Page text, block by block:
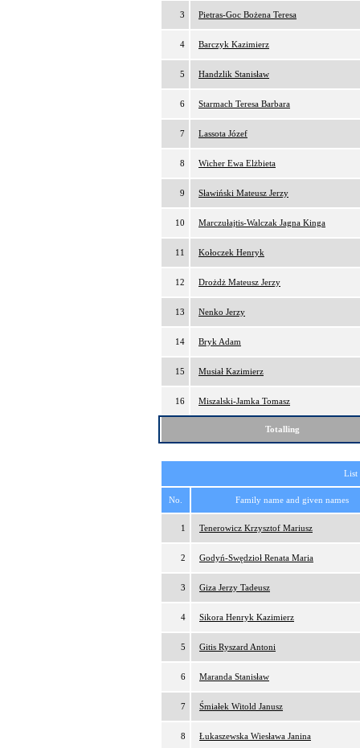
3 Pietras-Goc Bożena Teresa
4 Barczyk Kazimierz
5 Handzlik Stanisław
6 Starmach Teresa Barbara
7 Lassota Józef
8 Wicher Ewa Elżbieta
9 Sławiński Mateusz Jerzy
10 Marczułajtis-Walczak Jagna Kinga
11 Kołoczek Henryk
12 Drożdż Mateusz Jerzy
13 Nenko Jerzy
14 Bryk Adam
15 Musiał Kazimierz
16 Miszalski-Jamka Tomasz
Totalling
List
No. Family name and given names
1 Tenerowicz Krzysztof Mariusz
2 Godyń-Swędzioł Renata Maria
3 Giza Jerzy Tadeusz
4 Sikora Henryk Kazimierz
5 Gitis Ryszard Antoni
6 Maranda Stanisław
7 Śmiałek Witold Janusz
8 Łukaszewska Wiesława Janina